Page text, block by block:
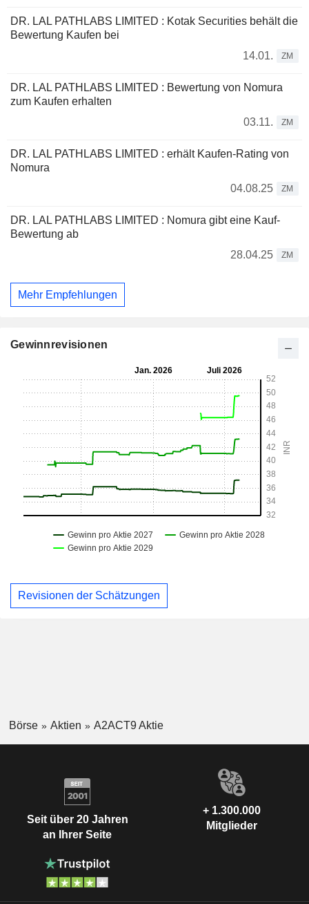
DR. LAL PATHLABS LIMITED : Kotak Securities behält die
Bewertung Kaufen bei
14.01.
ZM
DR. LAL PATHLABS LIMITED : Bewertung von Nomura
zum Kaufen erhalten
03.11.
ZM
DR. LAL PATHLABS LIMITED : erhält Kaufen-Rating von
Nomura
04.08.25
ZM
DR. LAL PATHLABS LIMITED : Nomura gibt eine Kauf-
Bewertung ab
28.04.25
ZM
Mehr Empfehlungen
Gewinnrevisionen
Revisionen der Schätzungen
Börse Aktien A2ACT9 Aktie
Seit über 20 Jahren
an Ihrer Seite
+ 1.300.000
Mitglieder